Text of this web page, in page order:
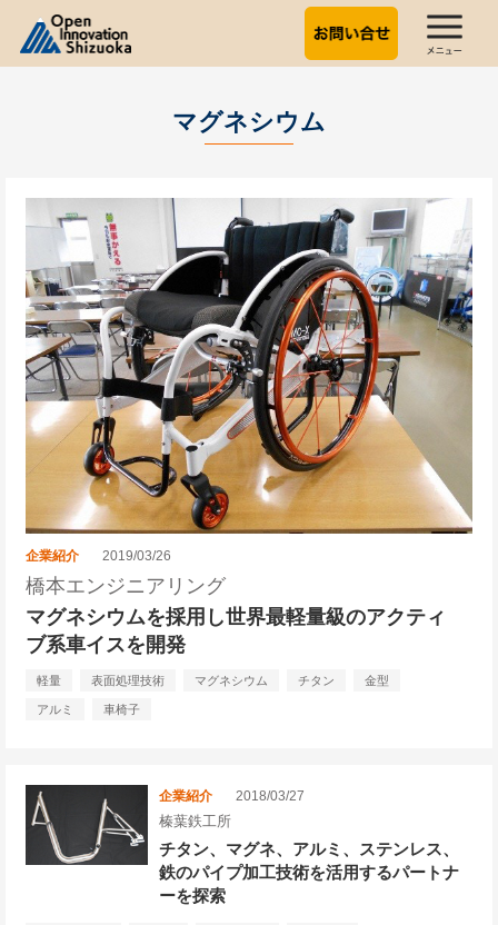
マグネシウム
企業紹介 2019/03/26
橋本エンジニアリング
マグネシウムを採用し世界最軽量級のアクティ
ブ系車イスを開発
軽量 表面処理技術 マグネシウム チタン 金型
アルミ 車椅子
企業紹介 2018/03/27
榛葉鉄工所
チタン、マグネ、アルミ、ステンレス、
鉄のパイプ加工技術を活用するパートナ
ーを探索